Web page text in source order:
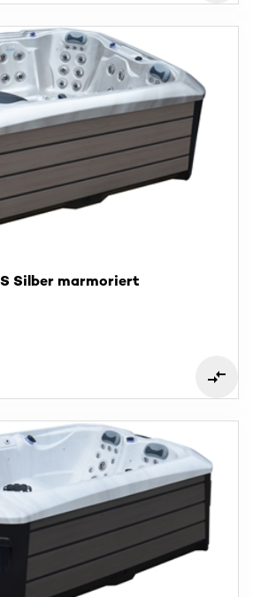
Silber marmoriert